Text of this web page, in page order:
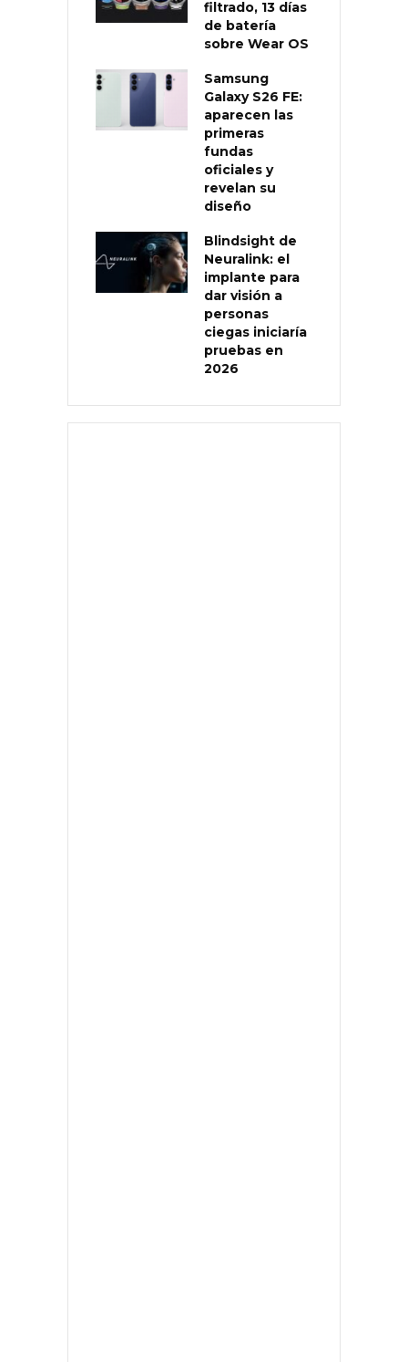
filtrado, 13 días
de batería
sobre Wear OS
Samsung
Galaxy S26 FE:
aparecen las
primeras
fundas
oficiales y
revelan su
diseño
Blindsight de
Neuralink: el
implante para
dar visión a
personas
ciegas iniciaría
pruebas en
2026